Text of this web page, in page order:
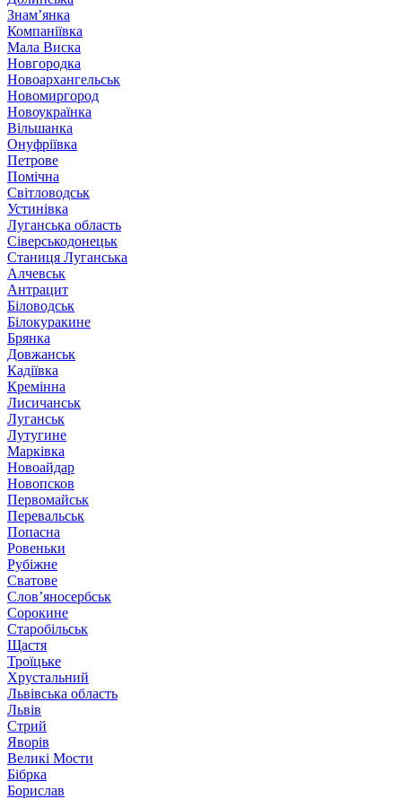
Знам’янка
Компаніївка
Мала Виска
Новгородка
Новоархангельськ
Новомиргород
Новоукраїнка
Вільшанка
Онуфріївка
Петрове
Помічна
Світловодськ
Устинівка
Луганська область
Сіверськодонецьк
Станиця Луганська
Алчевськ
Антрацит
Біловодськ
Білокуракине
Брянка
Довжанськ
Кадіївка
Кремінна
Лисичанськ
Луганськ
Лутугине
Марківка
Новоайдар
Новопсков
Первомайськ
Перевальськ
Попасна
Ровеньки
Рубіжне
Сватове
Слов’яносербськ
Сорокине
Старобільськ
Щастя
Троїцьке
Хрустальний
Львівська область
Львів
Стрий
Яворів
Великі Мости
Бібрка
Борислав